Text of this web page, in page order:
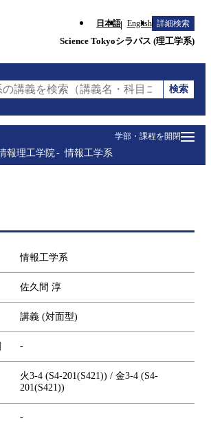
日本語 English 詳細検索
Science Tokyoシラバス (理工学系)
講義を検索（講義名・科目コード・担当
検索
学部・課程を開閉
報理工学院 情報工学系
情報工学系
佐久間 淳
講義 (対面型)
-
火3-4 (S4-201(S421)) / 金3-4 (S4-
201(S421))
-